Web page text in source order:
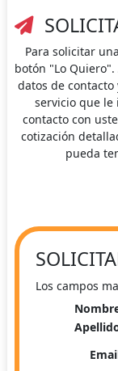
Para solicitar
botón "Lo
datos de
servicio que le
contacto con
cotización
pueda
Los campos